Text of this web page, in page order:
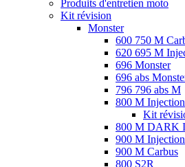
Produits d'entretien moto
Kit révision
Monster
600 750 M
620 695 M
696 Monster
696 abs
796 796 abs M
800 M Injection
Kit
800 M DARK
900 M Injection
900 M Carbus
800 S2R